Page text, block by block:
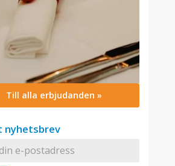
Till alla erbjudanden »
nyhetsbrev